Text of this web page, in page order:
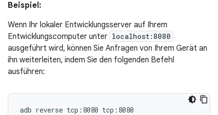
Beispiel:
Wenn Ihr lokaler Entwicklungsserver auf Ihrem
Entwicklungscomputer unter localhost:8080
ausgeführt wird, können Sie Anfragen von Ihrem Gerät an
ihn weiterleiten, indem Sie den folgenden Befehl
ausführen:
adb reverse tcp:8080